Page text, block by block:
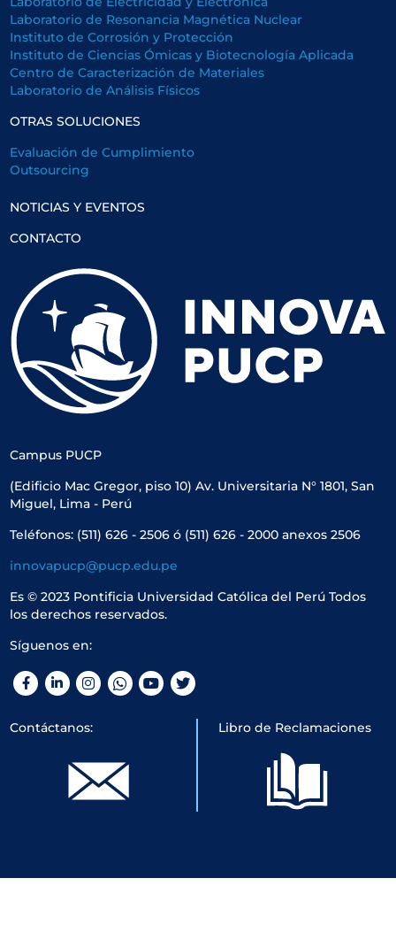
Laboratorio de Resonancia Magnética Nuclear
Instituto de Corrosión y Protección
Instituto de Ciencias Ómicas y Biotecnología Aplicada
Centro de Caracterización de Materiales
Laboratorio de Análisis Físicos
OTRAS SOLUCIONES
Evaluación de Cumplimiento
Outsourcing
NOTICIAS Y EVENTOS
CONTACTO
Campus PUCP
(Edificio Mac Gregor, piso 10) Av. Universitaria N° 1801, San
Miguel, Lima - Perú
Teléfonos: (511) 626 - 2506 ó (511) 626 - 2000 anexos 2506
innovapucp@pucp.edu.pe
Es © 2023 Pontificia Universidad Católica del Perú Todos
los derechos reservados.
Síguenos en:
Facebook
LinkedInInstagramWhatsApp
YouTubeTwitter
Contáctanos: Libro de Reclamaciones